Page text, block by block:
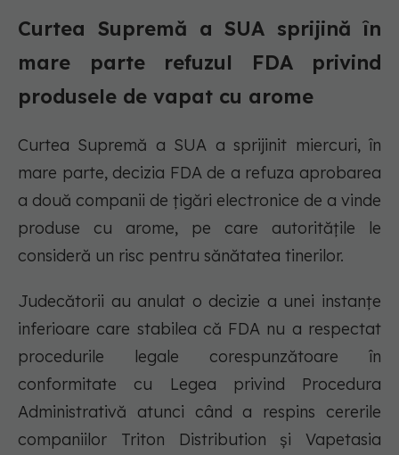
Curtea Supremă a SUA sprijină în
mare parte refuzul FDA privind
produsele de vapat cu arome
Curtea Supremă a SUA a sprijinit miercuri, în
mare parte, decizia FDA de a refuza aprobarea
a două companii de țigări electronice de a vinde
produse cu arome, pe care autoritățile le
consideră un risc pentru sănătatea tinerilor.
Judecătorii au anulat o decizie a unei instanțe
inferioare care stabilea că FDA nu a respectat
procedurile legale corespunzătoare în
conformitate cu Legea privind Procedura
Administrativă atunci când a respins cererile
companiilor Triton Distribution și Vapetasia